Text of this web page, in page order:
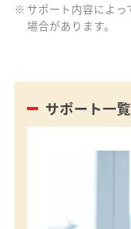
サポート内容によ
場合があります。
サポート一覧